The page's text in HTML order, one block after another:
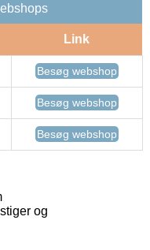
Link
Besøg webshop
Besøg webshop
Besøg webshop
og